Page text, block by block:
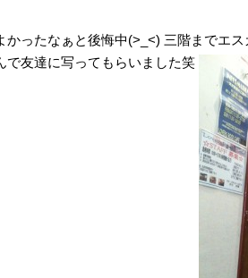
かったなぁと後悔中(>_<) 三階までエ
で友達に写ってもらいました笑